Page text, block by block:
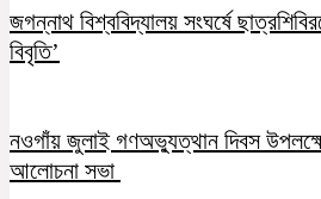
জগন্নাথ বিশ্ববিদ্যালয় সংঘর্ষে
বিবৃতি’
নওগাঁয় জুলাই গণঅভ্যুত্থান দিবস
আলোচনা সভা